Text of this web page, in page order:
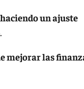
haciendo un ajuste
mejorar las